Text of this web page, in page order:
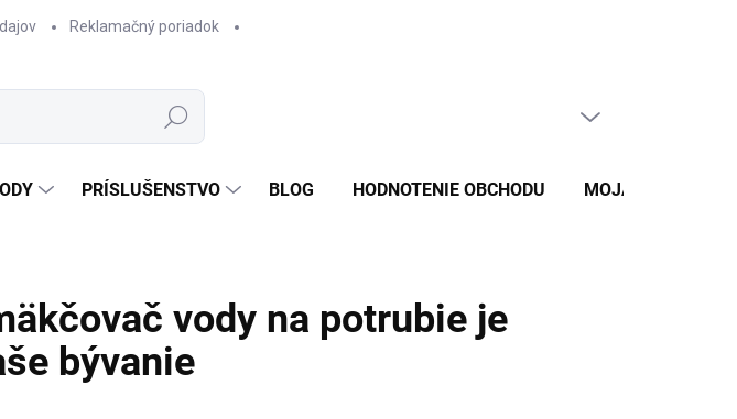
Reklamačný poriadok
Hľadať
PRÍSLUŠENSTVO BLOG HODNOTENIE OBCHODU MOJA
vody na potrubie je
bývanie